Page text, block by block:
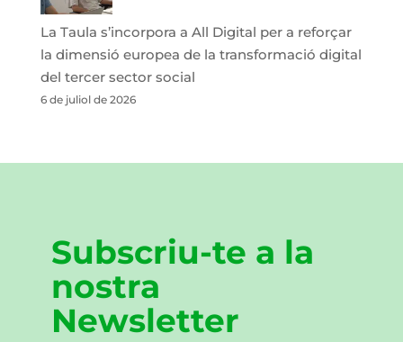
La Taula s’incorpora a All Digital per a reforçar
la dimensió europea de la transformació digital
del tercer sector social
6 de juliol de 2026
Subscriu-te a la
nostra
Newsletter